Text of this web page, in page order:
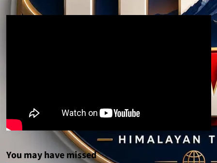
You may have missed